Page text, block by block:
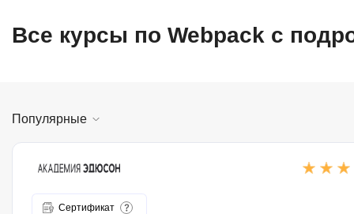
Все курсы по Webpack с
Популярные
Сертификат